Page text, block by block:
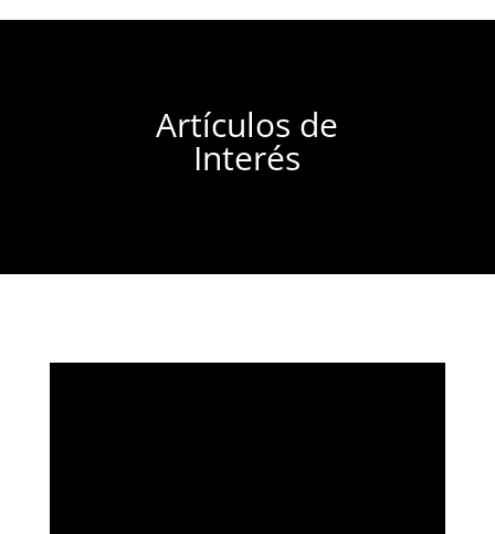
Artículos de
Interés